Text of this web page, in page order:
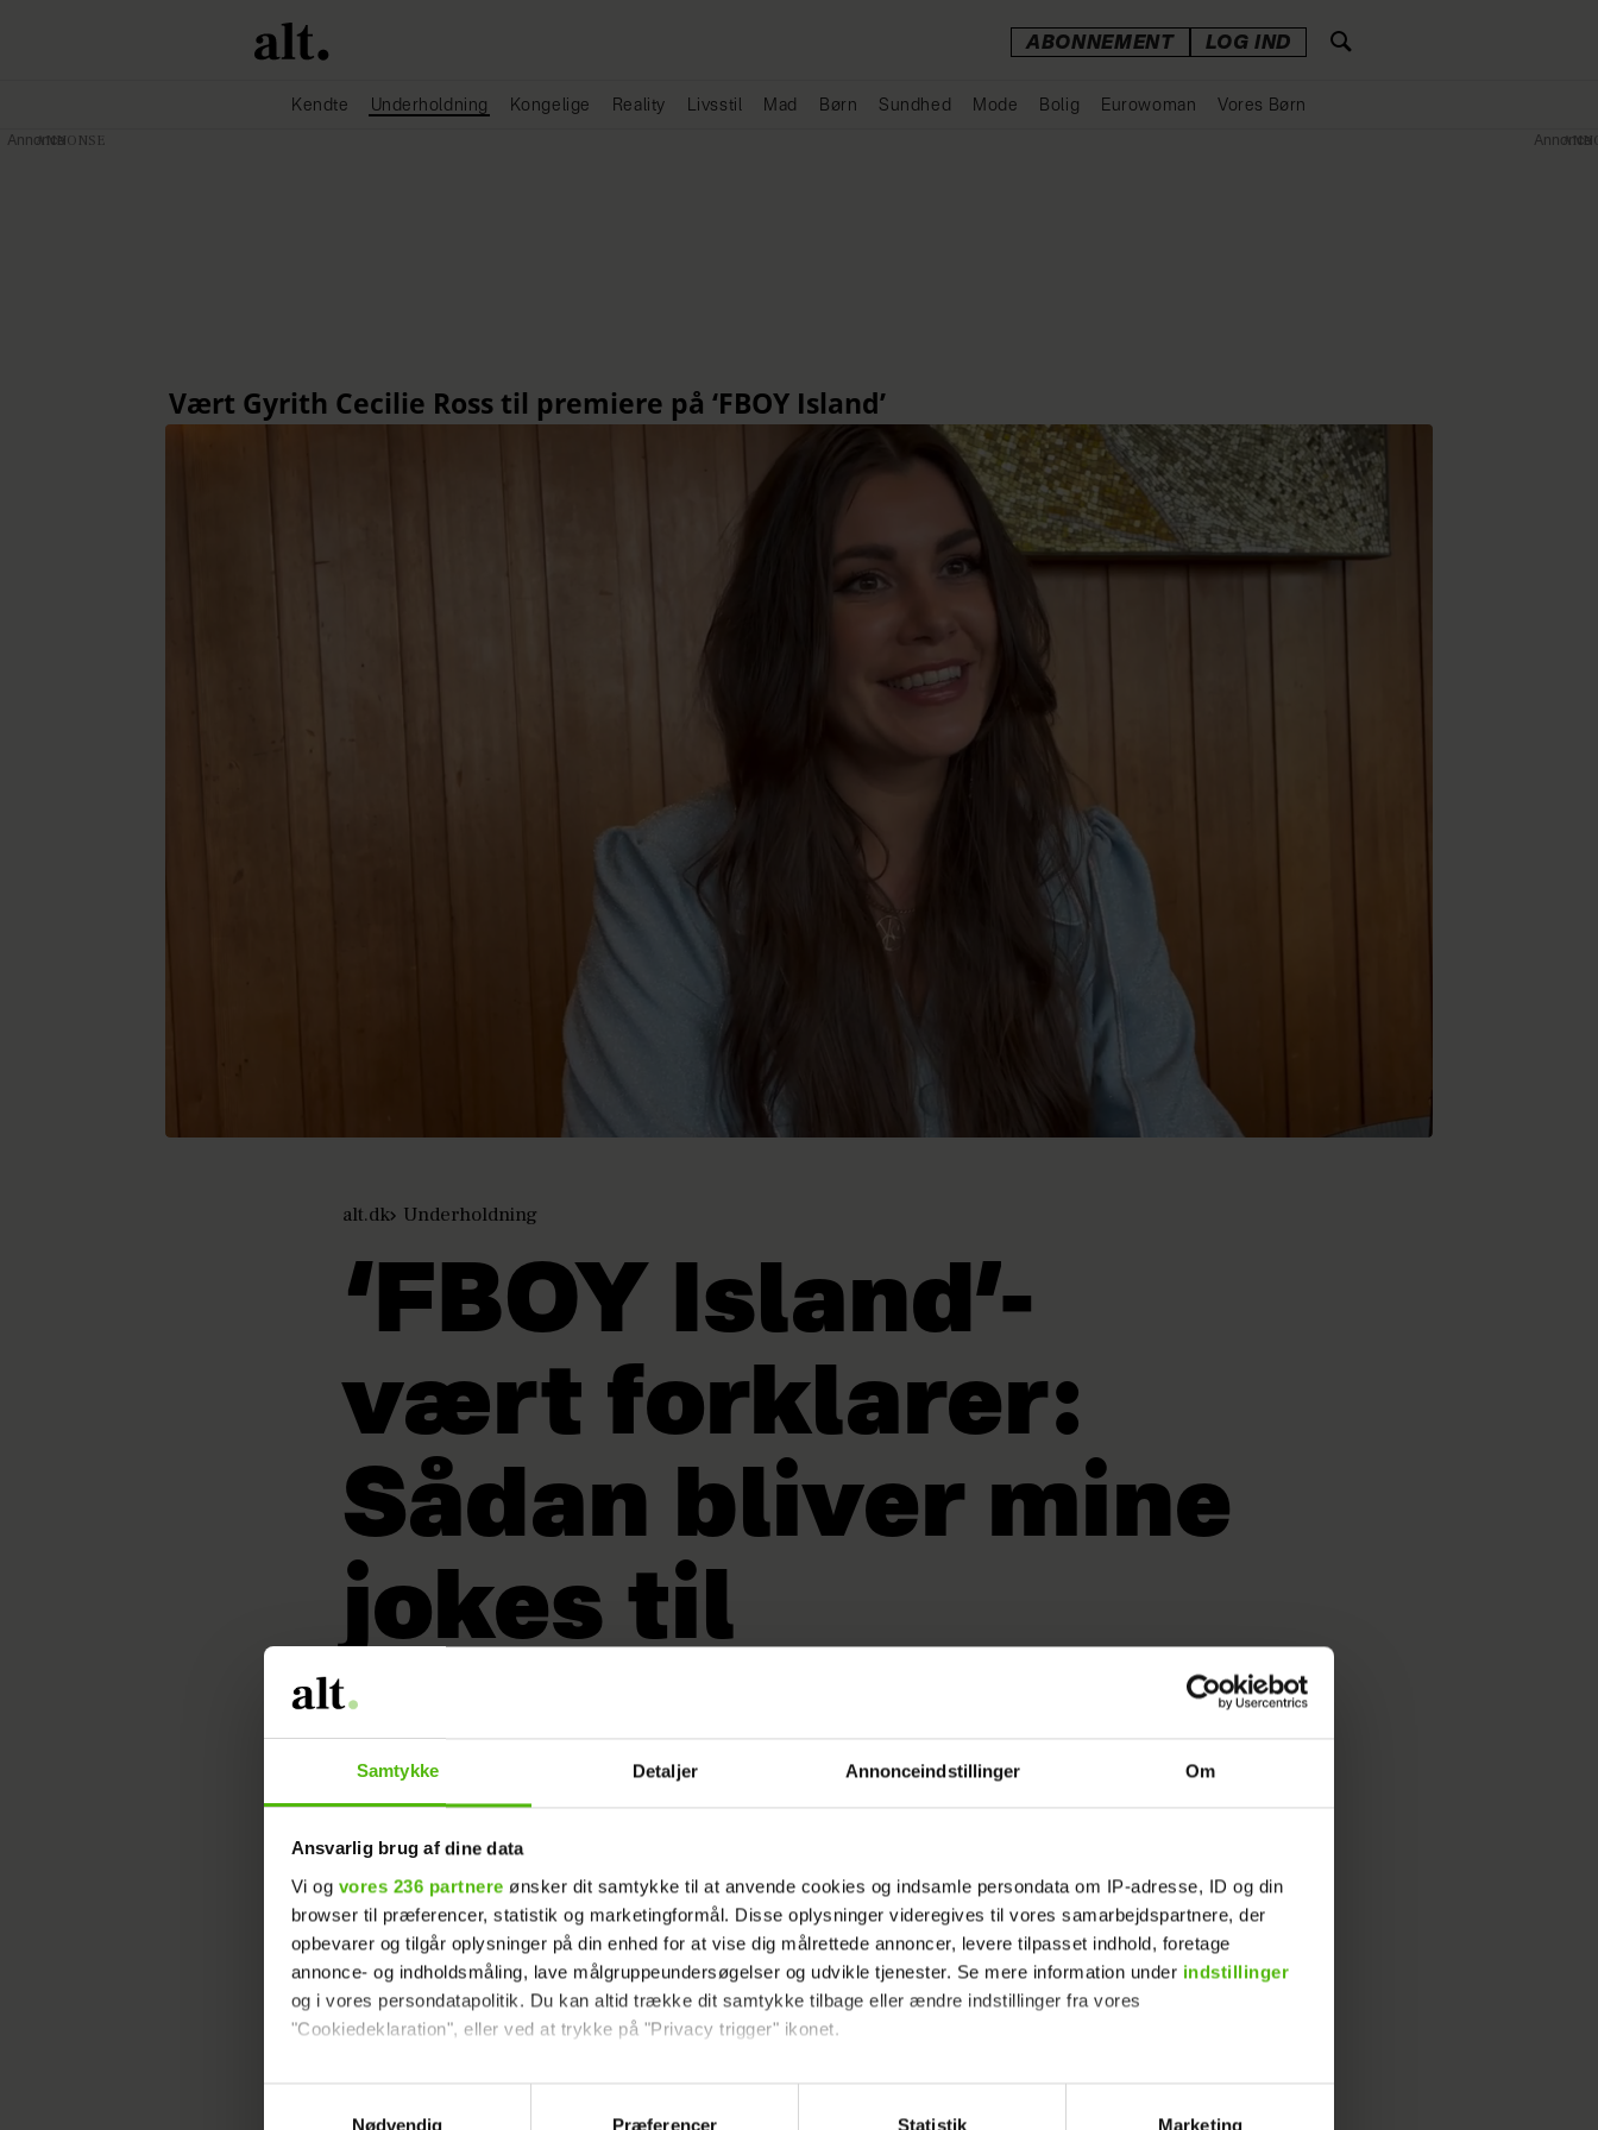
Samtykke Detaljer Annonceindstillinger Om
Ansvarlig brug af dine data
Vi og vores 236 partnere ønsker dit samtykke til at anvende cookies og indsamle persondata om IP-adresse, ID og din
browser til præferencer, statistik og marketingformål. Disse oplysninger videregives til vores samarbejdspartnere, der
opbevarer og tilgår oplysninger på din enhed for at vise dig målrettede annoncer, levere tilpasset indhold, foretage
annonce- og indholdsmåling, lave målgruppeundersøgelser og udvikle tjenester. Se mere information under indstillinger
og i vores persondatapolitik. Du kan altid trække dit samtykke tilbage eller ændre indstillinger fra vores
"Cookiedeklaration", eller ved at trykke på "Privacy trigger" ikonet.
Dine valg anvendes på hele websitet.
Nødvendig
Præferencer Statistik Marketing
ABONNEMENT LOG IND
Kendte Underholdning Kongelige Reality Livsstil Mad Børn Sundhed Mode Bolig Eurowoman Vores Børn
alt.dk Underholdning
‘FBOY Island’-
vært forklarer:
Sådan bliver mine
jokes til
I 'FBOY Island' er Gyrith Cecilie Ross ikke bange for at riste
10. Apr 2023 - 08:50
- Ej, hvor er det dejligt at sætte ansigt på så mange dick-pics.
Annonce Annonce